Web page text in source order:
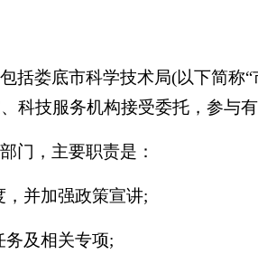
括娄底市科学技术局(以下简
科技服务机构接受委托，参与有
门，主要职责是：
并加强政策宣讲;
务及相关专项;